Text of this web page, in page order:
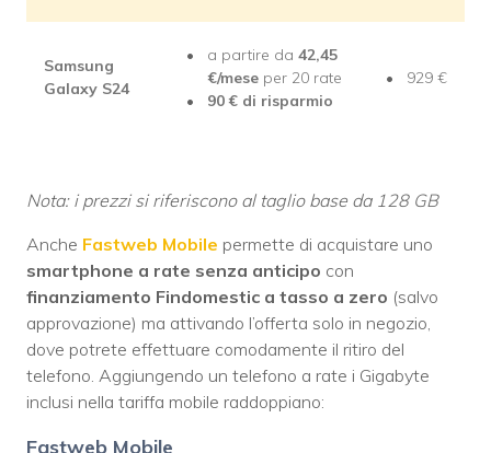
Samsung
Galaxy S24
a partire da 42,45
€/mese per 20 rate
90 € di risparmio
929 €
Nota: i prezzi si riferiscono al taglio base da 128 GB
Anche Fastweb Mobile permette di acquistare uno
smartphone a rate senza anticipo con
finanziamento Findomestic a tasso a zero (salvo
approvazione) ma attivando l’offerta solo in negozio,
dove potrete effettuare comodamente il ritiro del
telefono. Aggiungendo un telefono a rate i Gigabyte
inclusi nella tariffa mobile raddoppiano:
Fastweb Mobile